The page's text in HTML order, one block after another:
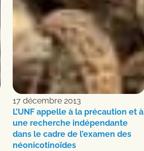
17 décembre 2013
L’UNF appelle à la précaution et à
une recherche indépendante
dans le cadre de l’examen des
néonicotinoïdes